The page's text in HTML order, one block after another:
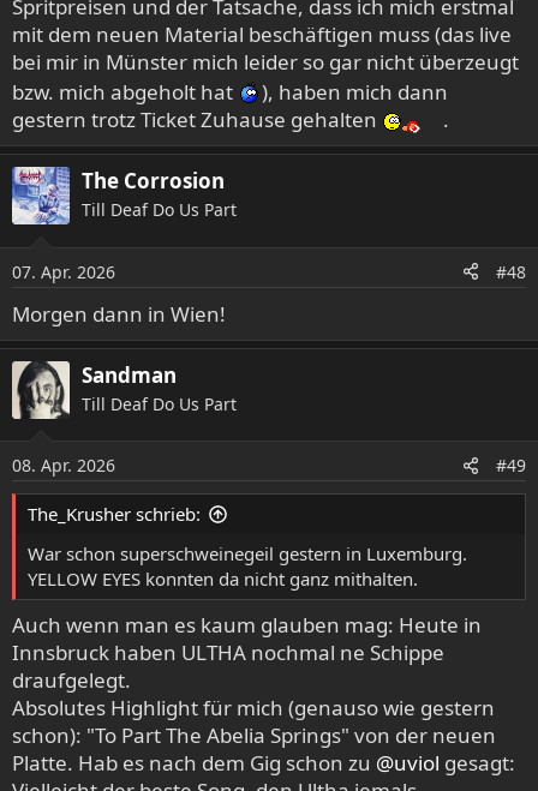
Spritpreisen und der Tatsache, dass ich mich erstmal
mit dem neuen Material beschäftigen muss (das live
bei mir in Münster mich leider so gar nicht überzeugt
bzw. mich abgeholt hat
), haben mich dann
gestern trotz Ticket Zuhause gehalten
.
The Corrosion
Till Deaf Do Us Part
07. Apr. 2026 #48
Morgen dann in Wien!
Sandman
Till Deaf Do Us Part
08. Apr. 2026 #49
The_Krusher schrieb:
War schon superschweinegeil gestern in Luxemburg.
YELLOW EYES konnten da nicht ganz mithalten.
Auch wenn man es kaum glauben mag: Heute in
Innsbruck haben ULTHA nochmal ne Schippe
draufgelegt.
Absolutes Highlight für mich (genauso wie gestern
schon): "To Part The Abelia Springs" von der neuen
Platte. Hab es nach dem Gig schon zu @uviol gesagt: